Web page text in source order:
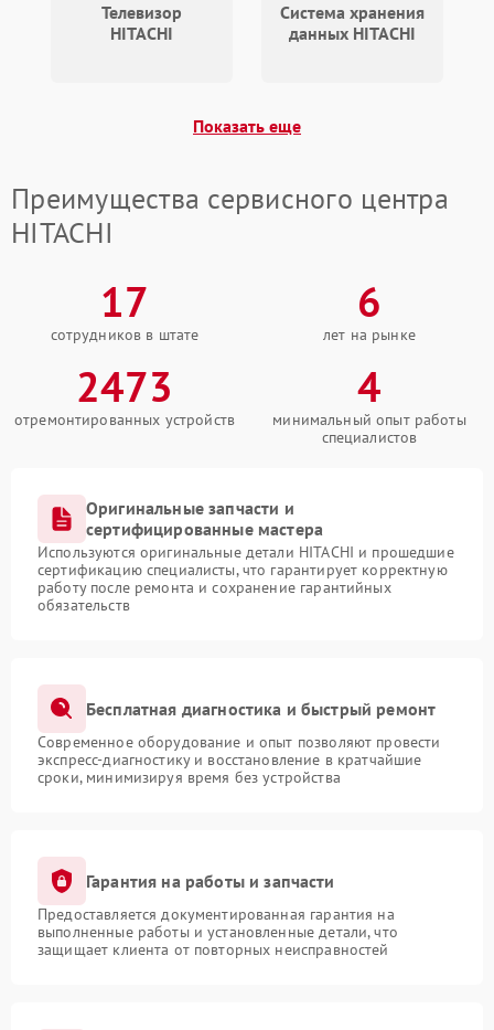
Телевизор
HITACHI
Система хранения
данных HITACHI
Показать еще
Преимущества сервисного центра
HITACHI
17
сотрудников в штате
6
лет на рынке
2473
отремонтированных устройств
4
минимальный опыт работы
специалистов
Оригинальные запчасти и
сертифицированные мастера
Используются оригинальные детали HITACHI и прошедшие
сертификацию специалисты, что гарантирует корректную
работу после ремонта и сохранение гарантийных
обязательств
Бесплатная диагностика и быстрый ремонт
Современное оборудование и опыт позволяют провести
экспресс-диагностику и восстановление в кратчайшие
сроки, минимизируя время без устройства
Гарантия на работы и запчасти
Предоставляется документированная гарантия на
выполненные работы и установленные детали, что
защищает клиента от повторных неисправностей